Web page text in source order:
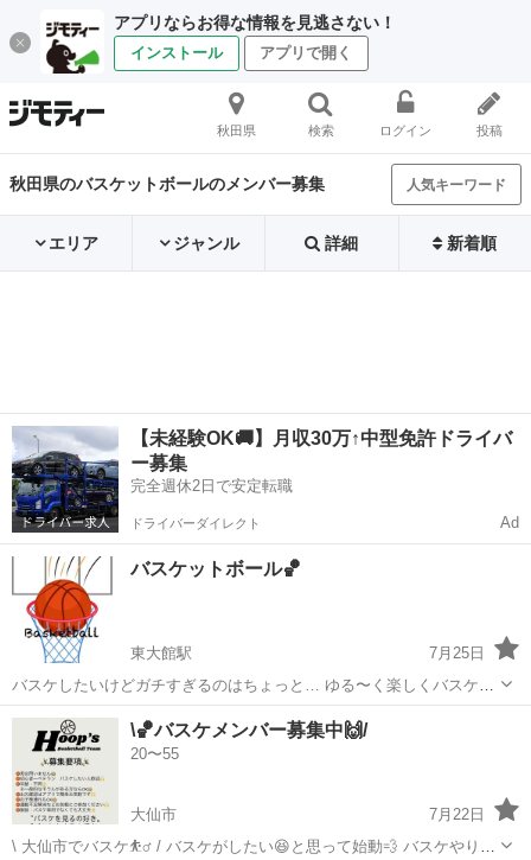
アプリならお得な情報を見逃さない！
インストール アプリで開く
秋田県 検索 ログイン 投稿
秋田県のバスケットボールのメンバー募集 人気キーワード
エリア ジャンル 詳細 新着順
【未経験OK🚚】月収30万↑中型免許ドライバ
ー募集
完全週休2日で安定転職
ドライバーダイレクト Ad
バスケットボール🏀
東大館駅
7月25日
バスケしたいけどガチすぎるのはちょっと… ゆる〜く楽しくバスケし
てるグループです😆 🕖【時間】 毎週 水曜日19:00～21:00 日曜日
19:00〜21:00 📍【場所】 城西...
秋田 大館市 バスケットボール
\🏀バスケメンバー募集中🙌/
20〜55
大仙市
7月22日
\ 大仙市でバスケ⛹️‍♂️ / バスケがしたい😆と思って始動💨 バスケやりた